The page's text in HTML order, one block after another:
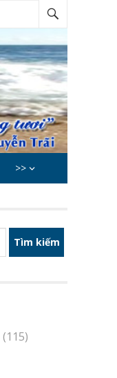
>>
(115)